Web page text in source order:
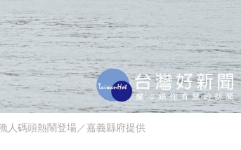
人碼頭熱鬧登場／嘉義縣府提供